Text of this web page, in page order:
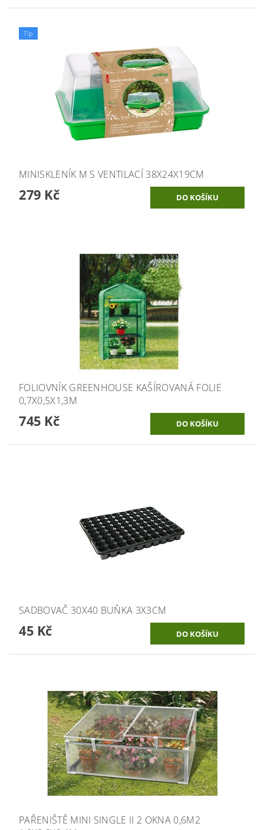
Tip
MINISKLENÍK M S VENTILACÍ 38X24X19CM
279 Kč
FOLIOVNÍK GREENHOUSE KAŠÍROVANÁ FOLIE
0,7X0,5X1,3M
745 Kč
SADBOVAČ 30X40 BUŇKA 3X3CM
45 Kč
PAŘENIŠTĚ MINI SINGLE II 2 OKNA 0,6M2